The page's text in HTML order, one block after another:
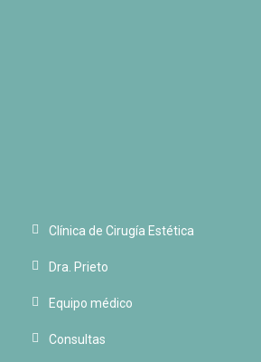
Clínica de Cirugía Estética
Dra. Prieto
Equipo médico
Consultas